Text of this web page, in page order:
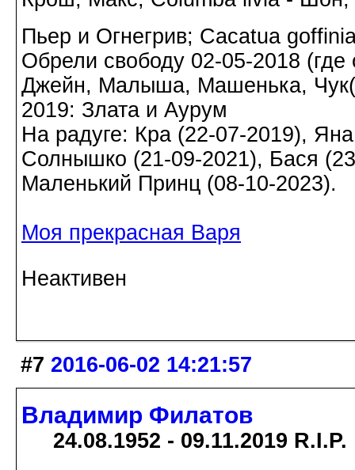
Пьер и Огнегрив; Cacatua
Обрели свободу 02-05-2018
Джейн, Малыша, Машенька,
2019: Злата и Аурум
На радуге: Кра (22-07-2019),
Солнышко (21-09-2021), Бася
Маленький Принц (08-10-2023).
Моя прекрасная Варя
Неактивен
#7 2016-06-02 14:21:57
Владимир Филатов
24.08.1952 - 09.11.2019 R.I.P.